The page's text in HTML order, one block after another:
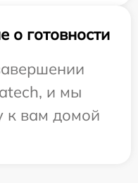
готовности
и мы
к вам домой